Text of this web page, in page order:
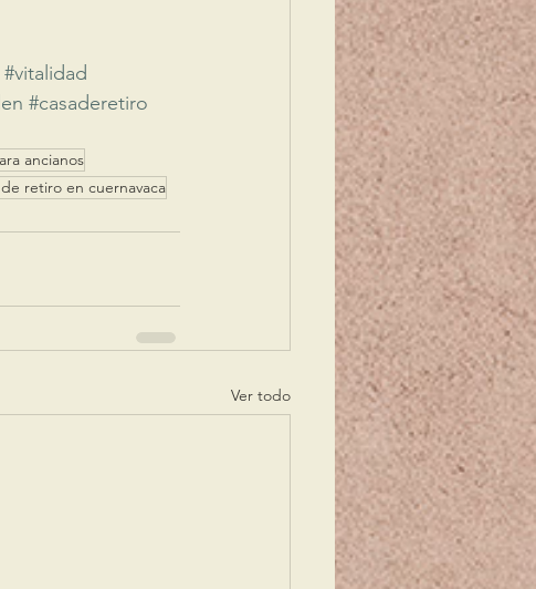
#vitalidad
#casaderetiro
ancianos
retiro en cuernavaca
Ver todo